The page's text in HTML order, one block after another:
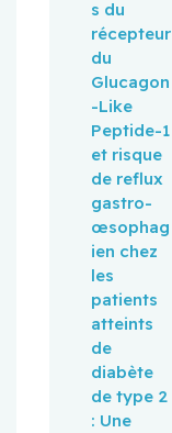
s du
récepteur
du
Glucagon
-Like
Peptide-1
et risque
de reflux
gastro-
œsophag
ien chez
les
patients
atteints
de
diabète
de type 2
: Une